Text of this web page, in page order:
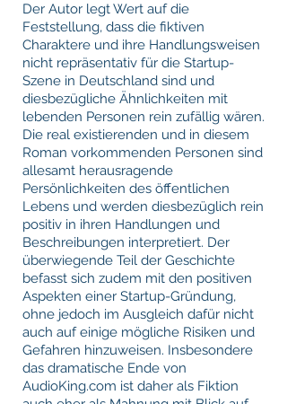
Der Autor legt Wert auf die
Feststellung, dass die fiktiven
Charaktere und ihre Handlungsweisen
nicht repräsentativ für die Startup-
Szene in Deutschland sind und
diesbezügliche Ähnlichkeiten mit
lebenden Personen rein zufällig wären.
Die real existierenden und in diesem
Roman vorkommenden Personen sind
allesamt herausragende
Persönlichkeiten des öffentlichen
Lebens und werden diesbezüglich rein
positiv in ihren Handlungen und
Beschreibungen interpretiert. Der
überwiegende Teil der Geschichte
befasst sich zudem mit den positiven
Aspekten einer Startup-Gründung,
ohne jedoch im Ausgleich dafür nicht
auch auf einige mögliche Risiken und
Gefahren hinzuweisen. Insbesondere
das dramatische Ende von
AudioKing.com ist daher als Fiktion